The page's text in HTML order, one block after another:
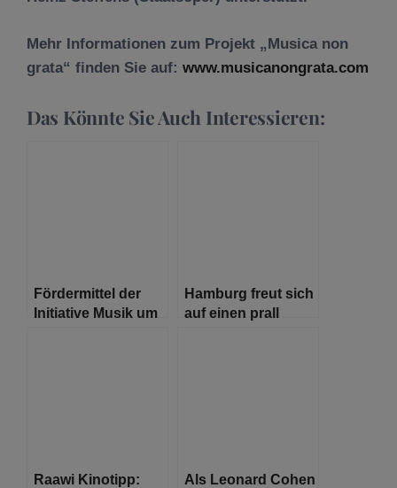
Mehr Informationen zum Projekt „Musica non
grata“ finden Sie auf: www.musicanongrata.com
Das Könnte Sie Auch Interessieren:
Fördermittel der
Initiative Musik um
Hamburg freut sich
auf einen prall
Raawi Kinotipp:
Als Leonard Cohen